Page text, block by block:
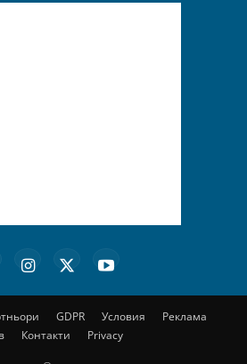
GDPR Условия
Реклама
Контакти Privacy